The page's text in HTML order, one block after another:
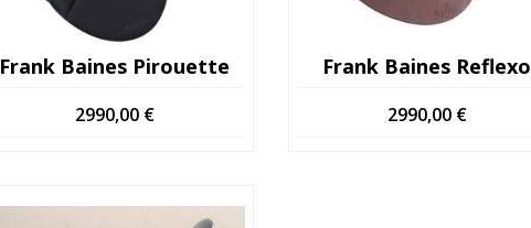
Frank Baines Pirouette
2990,00 €
Frank Baines Reflexo
2990,00 €